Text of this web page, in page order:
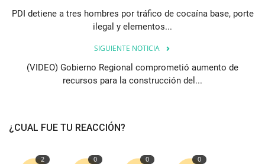
PDI detiene a tres hombres por tráfico de cocaína base, porte
ilegal y elementos...
SIGUIENTE NOTICIA
(VIDEO) Gobierno Regional comprometió aumento de
recursos para la construcción del...
¿CUAL FUE TU REACCIÓN?
2 0 0 0